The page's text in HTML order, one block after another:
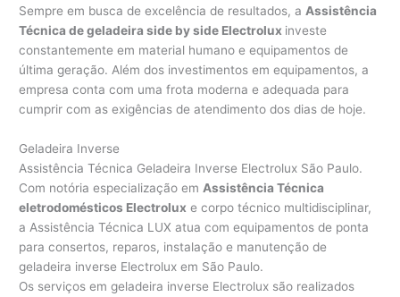
Sempre em busca de excelência de resultados, a Assistência
Técnica de geladeira side by side Electrolux investe
constantemente em material humano e equipamentos de
última geração. Além dos investimentos em equipamentos, a
empresa conta com uma frota moderna e adequada para
cumprir com as exigências de atendimento dos dias de hoje.
Geladeira Inverse
Assistência Técnica Geladeira Inverse Electrolux São Paulo.
Com notória especialização em Assistência Técnica
eletrodomésticos Electrolux e corpo técnico multidisciplinar,
a Assistência Técnica LUX atua com equipamentos de ponta
para consertos, reparos, instalação e manutenção de
geladeira inverse Electrolux em São Paulo.
Os serviços em geladeira inverse Electrolux são realizados